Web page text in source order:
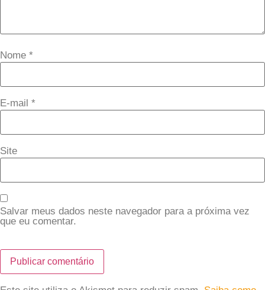
Nome *
E-mail *
Site
Salvar meus dados neste navegador para a próxima vez
que eu comentar.